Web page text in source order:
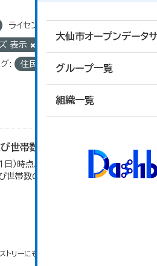
大仙市オープンデータ
グループ一覧
組織一覧
ライセンス:
ズ 表示
: 住民基本台帳 組織:
世帯数の推移
日）時点。大仙市の統計「2-9 住
世帯数の推移」のデータを参照し
リーにもアクセス可能です